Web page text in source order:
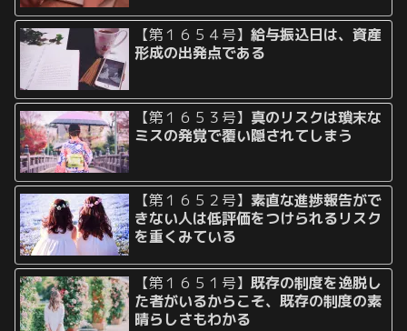
【第１６５４号】給与振込日は、資産
形成の出発点である
【第１６５３号】 真のリスクは瑣末な
ミスの発覚で覆い隠されてしまう
【第１６５２号】素直な進捗報告がで
きない人は低評価をつけられるリスク
を重くみている
【第１６５１号】既存の制度を逸脱し
た者がいるからこそ、既存の制度の素
晴らしさもわかる